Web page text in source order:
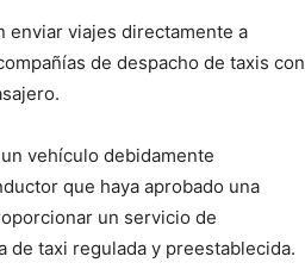
enviar viajes directamente a
de despacho de taxis con
vehículo debidamente
que haya aprobado una
un servicio de
taxi regulada y preestablecida.